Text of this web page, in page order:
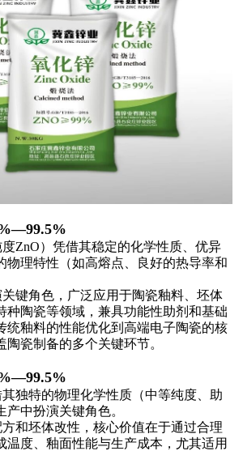
ZnO）凭借其稳定的化学性质、优异
物理特性（如高熔点、良好的热导率和
键角色，广泛应用于陶瓷釉料、坯体
种陶瓷等领域，兼具功能性助剂和基础
统釉料的性能优化到高端电子陶瓷的核
瓷制备的多个关键环节。
独特的物理化学性质（中等纯度、助
中扮演关键角色。
和坯体改性，核心价值在于通过合理
温度、釉面性能与生产成本，尤其适用